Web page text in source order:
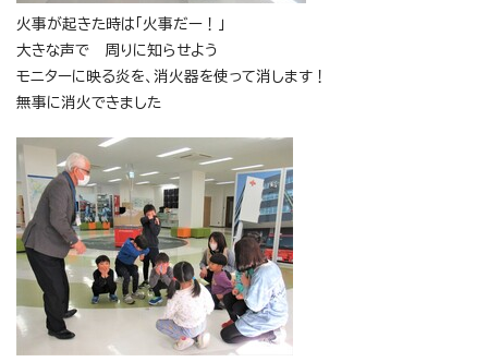
火事が起きた時は「火事だー！」
大きな声で 周りに知らせよう
モニターに映る炎を、消火器を使って消します！
無事に消火できました